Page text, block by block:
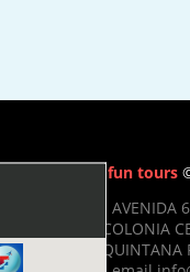
Ifun tours
- AVENIDA
COLONIA
QUINTANA